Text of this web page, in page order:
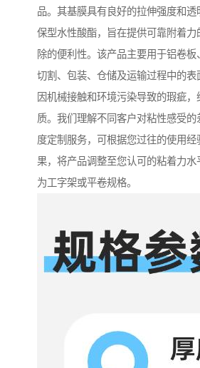
品。其基膜具有良好的拉伸强度和
保型水性酸酯，旨在提供可靠附着力
除的便利性。该产品主要用于铝卷
切割、包装、仓储及运输过程中的表
因机械接触和环境污染导致的瑕疵
质。我们理解不同客户对粘性感受
度定制服务，可根据您过往的使用经
果，将产品调整至您认可的粘着力
为工字架或平卷规格。